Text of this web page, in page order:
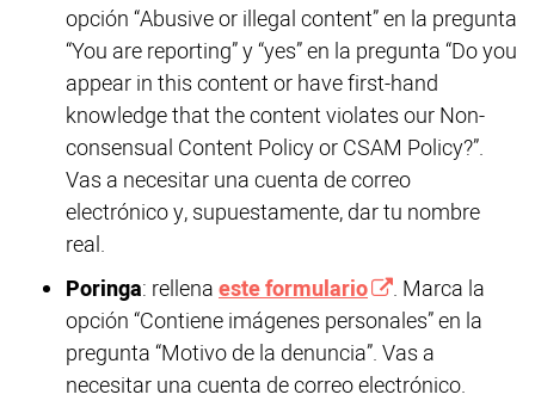
opción “Abusive or illegal content” en la pregunta
“You are reporting” y “yes” en la pregunta “Do you
appear in this content or have first-hand
knowledge that the content violates our Non-
consensual Content Policy or CSAM Policy?”.
Vas a necesitar una cuenta de correo
electrónico y, supuestamente, dar tu nombre
real.
Poringa: rellenaeste formulario
. Marca la
opción “Contiene imágenes personales” en la
pregunta “Motivo de la denuncia”. Vas a
necesitar una cuenta de correo electrónico.